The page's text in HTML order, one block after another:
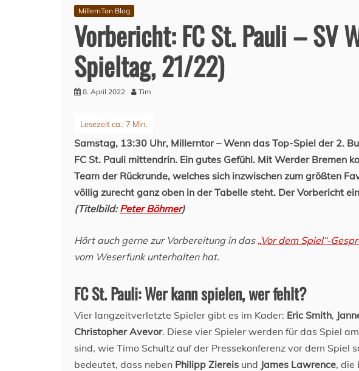
MillernTon Blog
Vorbericht: FC St. Pauli – SV
Spieltag, 21/22)
8. April 2022 Tim
Samstag, 13:30 Uhr, Millerntor – Wenn das Top-Spiel der 2.
FC St. Pauli mittendrin. Ein gutes Gefühl. Mit Werder Bremen
Team der Rückrunde, welches sich inzwischen zum größten
völlig zurecht ganz oben in der Tabelle steht. Der Vorbericht
(Titelbild:Peter Böhmer)
Hört auch gerne zur Vorbereitung in das „Vor dem Spiel“-
vom Weserfunk unterhalten hat.
FC St. Pauli: Wer kann spielen, wer fehlt?
Vier langzeitverletzte Spieler gibt es im Kader: Eric Smith,
Christopher Avevor. Diese vier Spieler werden für das Spiel
sind, wie Timo Schultz auf der Pressekonferenz vor dem Spiel
bedeutet, dass neben Philipp Ziereis und James Lawrence, die